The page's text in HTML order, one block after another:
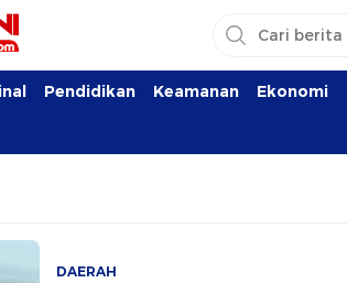
Pendidikan Keamanan Ekonomi
DAERAH